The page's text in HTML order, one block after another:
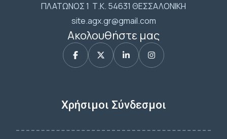
ΠΛΑΤΩΝΟΣ 1 Τ.Κ. 54631 ΘΕΣΣΑΛΟΝΙΚΗ
site.agx.gr@gmail.com
Ακολουθήστε μας
Χρήσιμοι Σύνδεσμοι